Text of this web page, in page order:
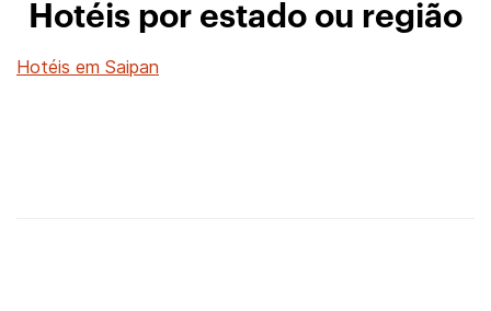
Hotéis por estado ou região
Hotéis em Saipan